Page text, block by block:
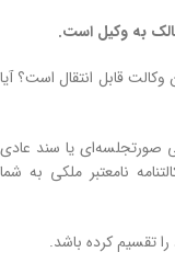
به وکیل است.
قابل انتقال است؟ آیا
صورتجلسه‌ای یا سند عادی
نامعتبر ملکی به شما
تقسیم کرده باشد.